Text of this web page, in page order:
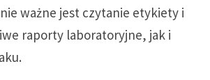
ważne jest czytanie etykiety i
raporty laboratoryjne, jak i